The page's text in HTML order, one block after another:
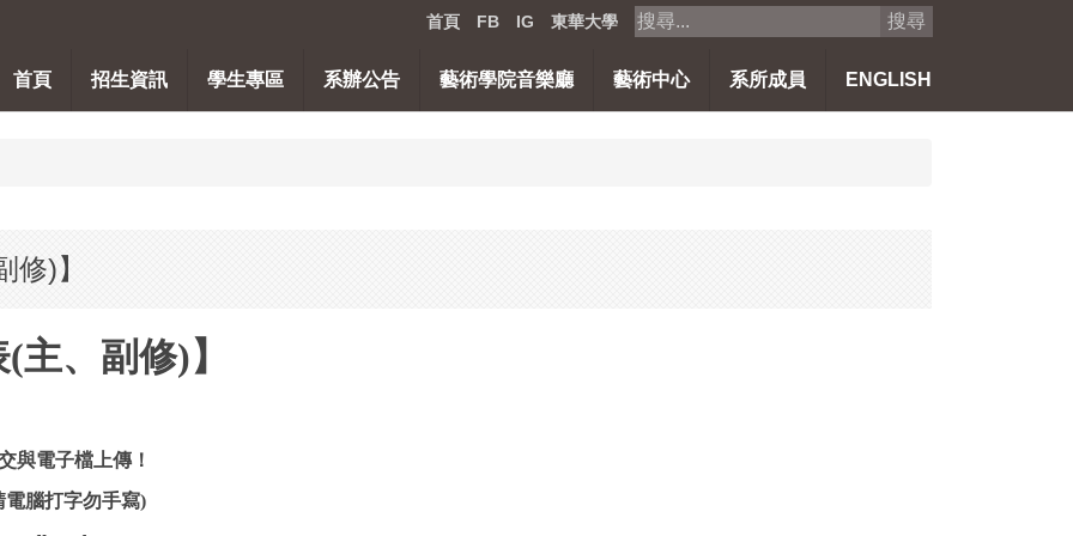
首頁 FB IG 東華大學 搜尋
首頁 招生資訊 學生專區 系辦公告 藝術學院音樂廳 藝術中心 系所成員 ENGLISH
)】
主、副修)】
與電子檔上傳！
腦打字勿手寫)